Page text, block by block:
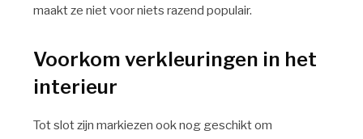
maakt ze niet voor niets razend populair.
Voorkom verkleuringen in het
interieur
Tot slot zijn markiezen ook nog geschikt om